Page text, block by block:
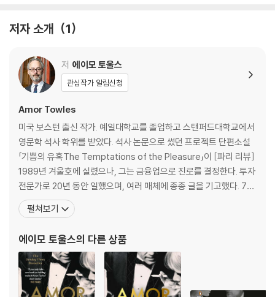
고 엉뚱한 울리가 숨어들어 있었던 것. 무단이탈한 친구들과 어머니를 찾
결국 8년 전 어머니가 보낸 그림엽서의 소인에 의지해 대륙 서쪽 끝으로
향하기로 결정한다. 친구들이 형제의 여정에 대해 전혀 다른 견해를 가진
것도 알지 못한 채…….
하루에 한 장章을 할애하여 열흘 동안 있었던 일을 풀어놓는 『링컨 하이웨
이』는 열 개의 장 제목이 10에서 1까지 카운트다운 되며, 다중적인 시점에
서 전개되고, 각양각색의 배역을 맡은 인물들이 시종일관 등장하는 다층적
인 작품이다. 에이모 토울스는 정교한 시대 묘사를 통해 당시의 역사와 문
화를 독자와 향유하면서, 친근한 인물들로 허구의 이야기에 현실성을 부여
한다.
FROM THE AUTHOR OF THE MULTI-MILLION COPY BESTS
'An absolute beauty of a book. Every character is a gem, t
he many locations spring to vivid life, the book is an intric
ate and moving exploration of journeys and the infinite u
저자 소개 1
저 에이모 토울스
관심작가 알림신청
Amor Towles
미국 보스턴 출신 작가. 예일대학교를 졸업하고 스탠퍼드대학교에서
영문학 석사 학위를 받았다. 석사 논문으로 썼던 프로젝트 단편소설
「기쁨의 유혹The Temptations of the Pleasure」이 [파리 리뷰]
1989년 겨울호에 실렸으나, 그는 금융업으로 진로를 결정한다. 투자
전문가로 20년 동안 일했으며, 여러 매체에 종종 글을 기고했다. 7년
동안 집필한 소설이 있었으나 마음에 들지 않아 서랍에 봉인한 그는
두 번째 소설을 준비한다. 40대 후반의 나이, 토울스는 장편소설 『우
1930
펼쳐보기
에이모 토울스의 다른 상품